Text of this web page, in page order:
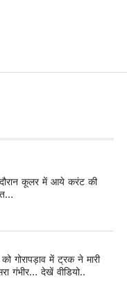
दौरान कूलर में आये करंट की
गोरापड़ाव में ट्रक ने मारी
गंभीर… देखें वीडियो..